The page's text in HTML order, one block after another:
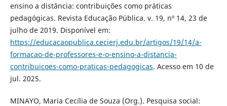
ensino a distância: contribuições como práticas
pedagógicas. Revista Educação Pública. v. 19, nº 14, 23 de
julho de 2019. Disponível em:
https://educacaopublica.cecierj.edu.br/artigos/19/14/a-
formacao-de-professores-e-o-ensino-a-distancia-
contribuicoes-como-praticas-pedagogicas. Acesso em 10 de
jul. 2025.
MINAYO, Maria Cecília de Souza (Org.). Pesquisa social: